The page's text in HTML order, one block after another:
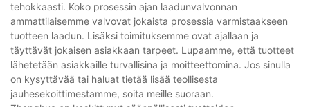
tehokkaasti. Koko prosessin ajan laadunvalvonnan
ammattilaisemme valvovat jokaista prosessia varmistaakseen
tuotteen laadun. Lisäksi toimituksemme ovat ajallaan ja
täyttävät jokaisen asiakkaan tarpeet. Lupaamme, että tuotteet
lähetetään asiakkaille turvallisina ja moitteettomina. Jos sinulla
on kysyttävää tai haluat tietää lisää teollisesta
jauhesekoittimestamme, soita meille suoraan.